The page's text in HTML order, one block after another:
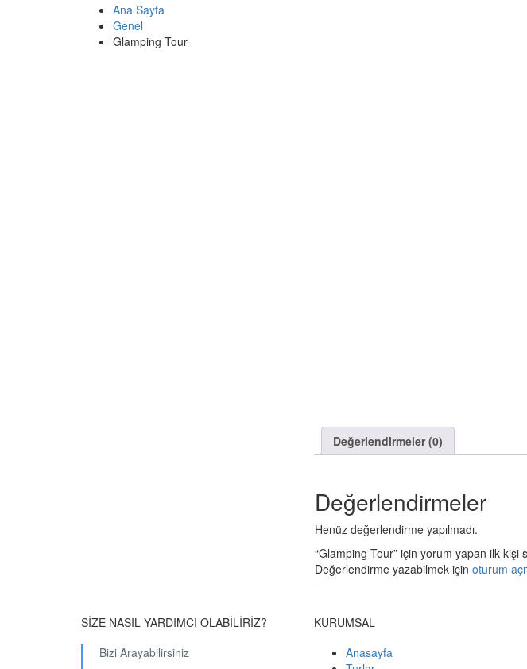
Ana Sayfa
Genel
Glamping Tour
Değerlendirmeler (0)
Değerlendirmeler
Henüz değerlendirme yapılmadı.
“Glamping Tour” için yorum yapan ilk kişi
Değerlendirme yazabilmek için oturum
SİZE NASIL YARDIMCI OLABİLİRİZ?
Bizi Arayabilirsiniz
KURUMSAL
Anasayfa